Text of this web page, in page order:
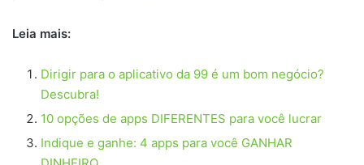
Leia mais:
Dirigir para o aplicativo da 99 é um bom negócio?
Descubra!
10 opções de apps DIFERENTES para você lucrar
Indique e ganhe: 4 apps para você GANHAR